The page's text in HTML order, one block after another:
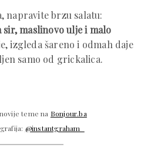
napravite brzu salatu:
maslinovo ulje i malo
izgleda šareno i odmah daje
samo od grickalica.
teme na Bonjour.ba
@instantgraham_